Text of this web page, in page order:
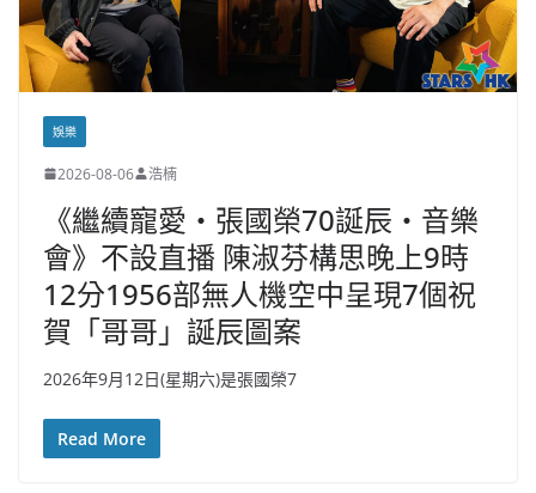
娛樂
2026-08-06 浩楠
《繼續寵愛・張國榮70誕辰・音樂
會》不設直播 陳淑芬構思晚上9時
12分1956部無人機空中呈現7個祝
賀「哥哥」誕辰圖案
2026年9月12日(星期六)是張國榮7
Read More